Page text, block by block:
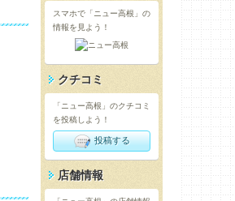
スマホで「ニュー高根」の
情報を見よう！
クチコミ
「ニュー高根」のクチコミ
を投稿しよう！
投稿する
店舗情報